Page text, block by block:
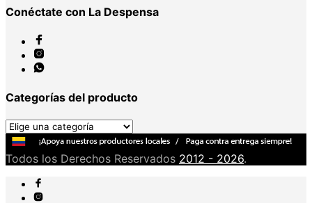
Conéctate con La Despensa
Categorías del producto
Todos los Derechos Reservados 2012 - 2026.